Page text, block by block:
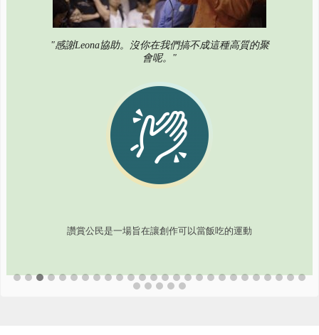
"感謝Leona協助。沒你在我們搞不成這種高質的聚
會呢。"
讚賞公民是一場旨在讓創作可以當飯吃的運動